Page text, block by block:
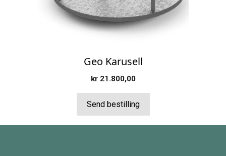
Geo Karusell
kr21.800,00
Send bestilling